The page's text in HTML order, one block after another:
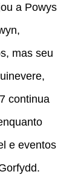
a Powys
mas seu
continua
e eventos